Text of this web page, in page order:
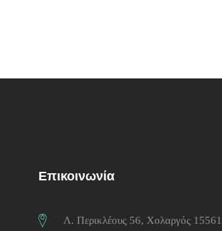
Επικοινωνία
Λ. Περικλέους 56, Χολαργός 15561